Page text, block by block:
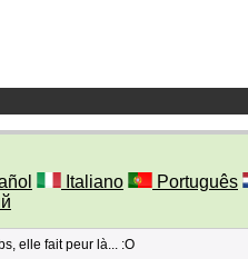
Italiano Português
elle fait peur là... :O